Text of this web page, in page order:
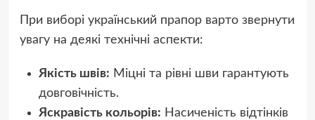
При виборі український прапор варто звернути
увагу на деякі технічні аспекти:
Якість швів: Міцні та рівні шви гарантують
довговічність.
Яскравість кольорів: Насиченість відтінків